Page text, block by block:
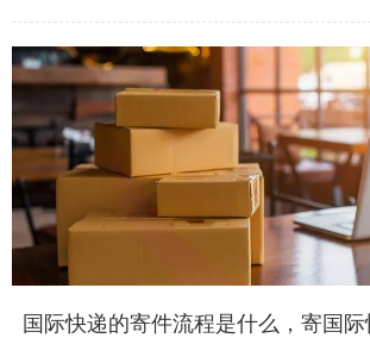
国际快递的寄件流程是什么，寄国